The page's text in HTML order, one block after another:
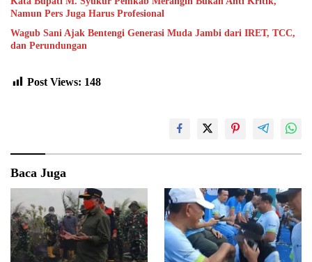
Namun Pers Juga Harus Profesional
Wagub Sani Ajak Bentengi Generasi Muda Jambi dari IRET, TCC,
dan Perundungan
Post Views: 148
Baca Juga